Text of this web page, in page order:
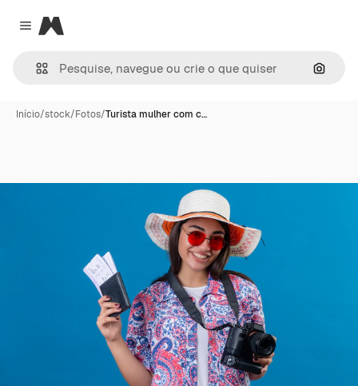
Close menu
Magnific
Início/stock/Fotos/Turista mulher com c…